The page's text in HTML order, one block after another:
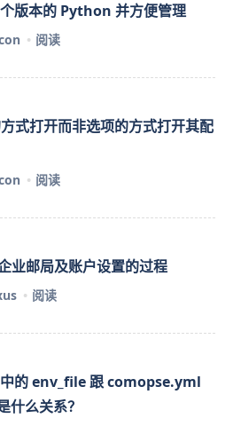
版本的 Python 并方便管理
阅读
式打开而非选项的方式打开其配
阅读
业邮局及账户设置的过程
阅读
的 env_file 跟 comopse.yml
么关系？